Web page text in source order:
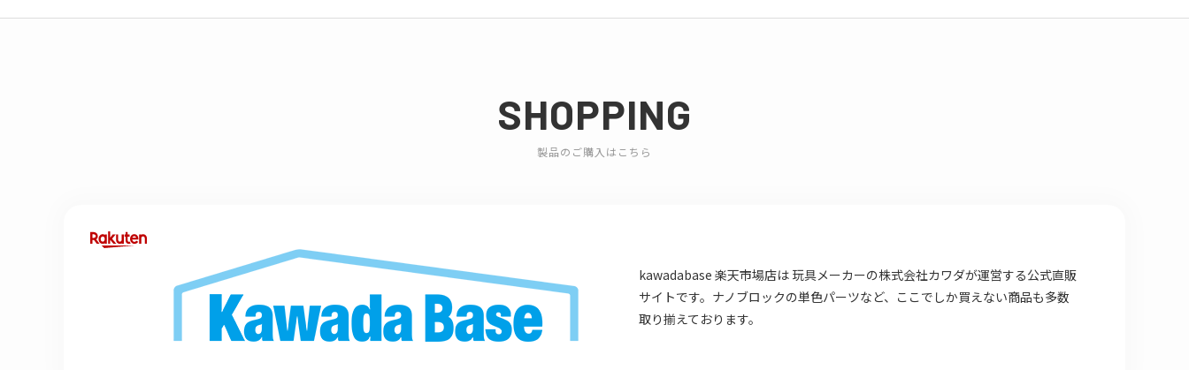
SHOPPING
製品のご購入はこちら
kawadabase 楽天市場店は 玩具メーカーの株式会社カワダが運営する公式直販
サイトです。ナノブロックの単色パーツなど、ここでしか買えない商品も多数
取り揃えております。